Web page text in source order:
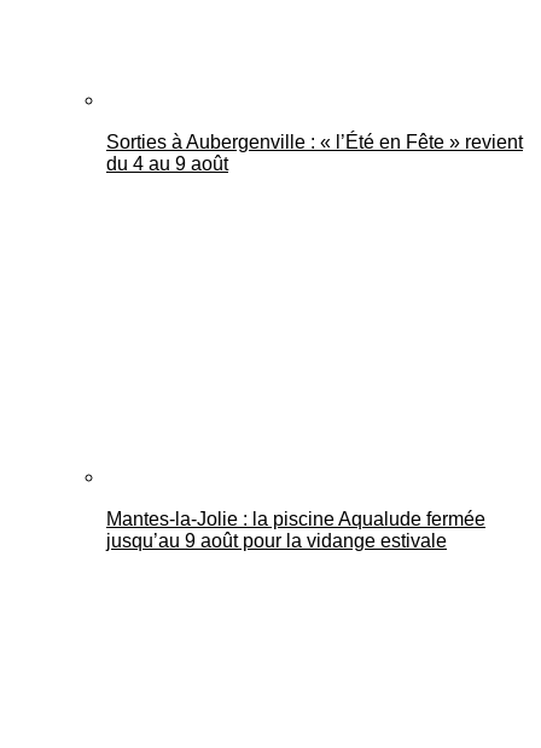
Sorties à Aubergenville : « l’Été en Fête » revient
du 4 au 9 août
Mantes-la-Jolie : la piscine Aqualude fermée
jusqu’au 9 août pour la vidange estivale